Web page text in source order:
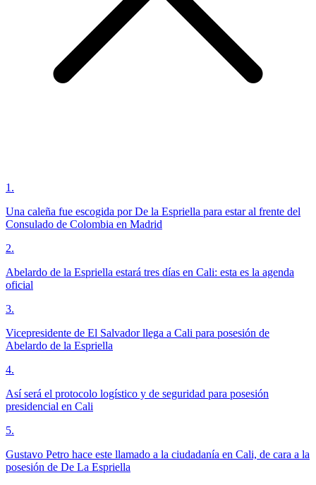
1 .
Una caleña fue escogida por De la Espriella para estar al frente del
Consulado de Colombia en Madrid
2.
Abelardo de la Espriella estará tres días en Cali: esta es la agenda
oficial
3.
Vicepresidente de El Salvador llega a Cali para posesión de
Abelardo de la Espriella
4.
Así será el protocolo logístico y de seguridad para posesión
presidencial en Cali
5.
Gustavo Petro hace este llamado a la ciudadanía en Cali, de cara a la
posesión de De La Espriella